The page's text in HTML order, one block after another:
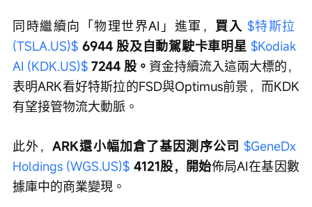
同時繼續向「物理世界AI」進軍， 買入 $特斯拉
(TSLA.US)$ 6944 股及自動駕駛卡車明星 $Kodiak
AI (KDK.US)$ 7244 股。 資金持續流入這兩大標的，
表明ARK看好特斯拉的FSD與Optimus前景，而KDK
有望接管物流大動脈。
此外，ARK還小幅加倉了基因測序公司 $GeneDx
Holdings (WGS.US)$ 4121股，開始佈局AI在基因數
據庫中的商業變現。